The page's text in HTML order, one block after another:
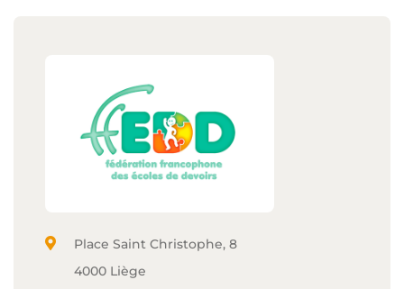
Place Saint Christophe, 8
4000 Liège